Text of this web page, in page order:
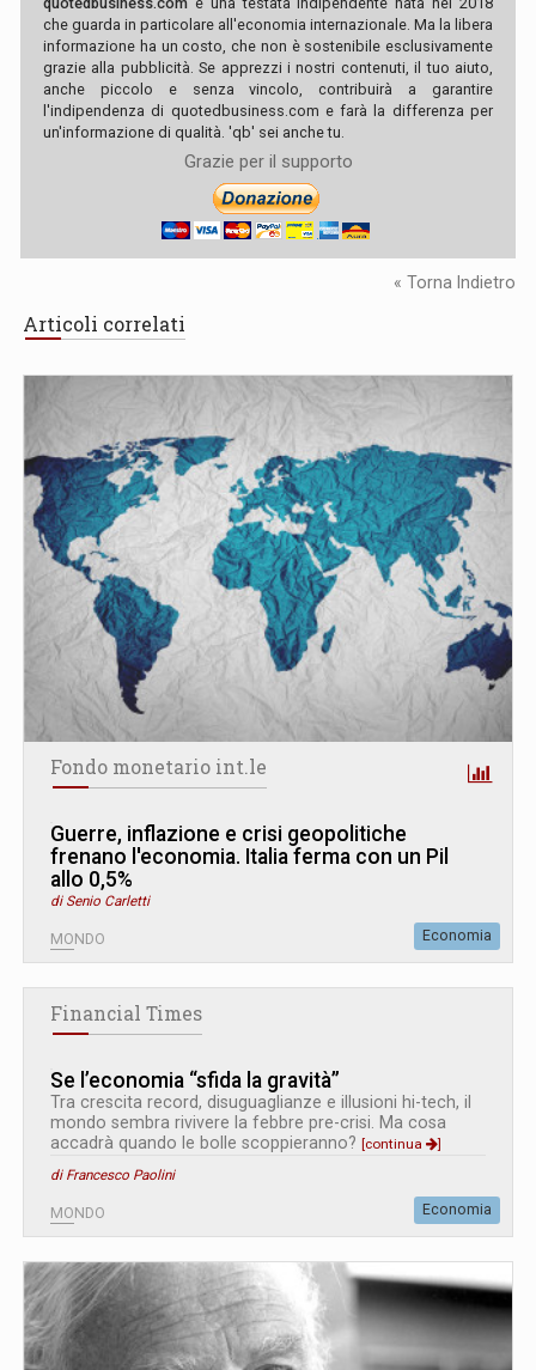
che guarda in particolare all'economia internazionale. Ma la libera
informazione ha un costo, che non è sostenibile esclusivamente
grazie alla pubblicità. Se apprezzi i nostri contenuti, il tuo aiuto,
anche piccolo e senza vincolo, contribuirà a garantire
l'indipendenza di quotedbusiness.com e farà la differenza per
un'informazione di qualità. 'qb' sei anche tu.
Grazie per il supporto
« Torna Indietro
Articoli correlati
Fondo monetario int.le
Guerre, inflazione e crisi geopolitiche
frenano l'economia. Italia ferma con un Pil
allo 0,5%
di Senio Carletti
MONDO Economia
Financial Times
Se l’economia “sfida la gravità”
Tra crescita record, disuguaglianze e illusioni hi-tech, il
mondo sembra rivivere la febbre pre-crisi. Ma cosa
accadrà quando le bolle scoppieranno? [continua
]
di Francesco Paolini
MONDO Economia